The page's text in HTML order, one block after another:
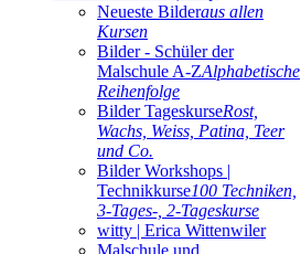
Neueste Bilderaus allen
Kursen
Bilder - Schüler der
Malschule A-ZAlphabetische
Reihenfolge
Bilder TageskurseRost,
Wachs, Weiss, Patina, Teer
und Co.
Bilder Workshops |
Technikkurse100 Techniken,
3-Tages-, 2-Tageskurse
witty | Erica Wittenwiler
Malschule und